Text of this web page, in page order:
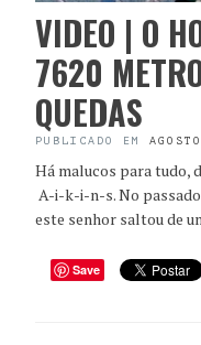
VIDEO | O
7620
QUEDAS
PUBLICADO EM
Há malucos para tudo,
A-i-k-i-n-s. No
este senhor saltou de
Save